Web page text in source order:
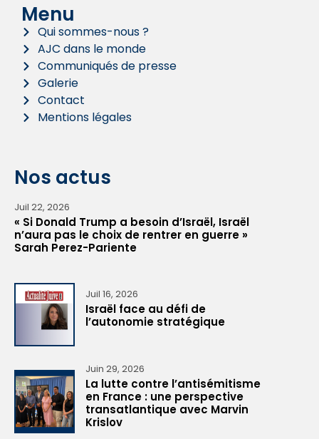
Menu
Qui sommes-nous ?
AJC dans le monde
Communiqués de presse
Galerie
Contact
Mentions légales
Nos actus
Juil 22, 2026
« Si Donald Trump a besoin d’Israël, Israël
n’aura pas le choix de rentrer en guerre »
Sarah Perez-Pariente
Juil 16, 2026
Israël face au défi de
l’autonomie stratégique
Juin 29, 2026
La lutte contre l’antisémitisme
en France : une perspective
transatlantique avec Marvin
Krislov